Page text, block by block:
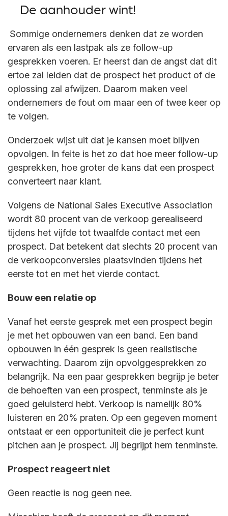
De aanhouder wint!
Sommige ondernemers denken dat ze worden
ervaren als een lastpak als ze follow-up
gesprekken voeren. Er heerst dan de angst dat dit
ertoe zal leiden dat de prospect het product of de
oplossing zal afwijzen. Daarom maken veel
ondernemers de fout om maar een of twee keer op
te volgen.
Onderzoek wijst uit dat je kansen moet blijven
opvolgen. In feite is het zo dat hoe meer follow-up
gesprekken, hoe groter de kans dat een prospect
converteert naar klant.
Volgens de National Sales Executive Association
wordt 80 procent van de verkoop gerealiseerd
tijdens het vijfde tot twaalfde contact met een
prospect. Dat betekent dat slechts 20 procent van
de verkoopconversies plaatsvinden tijdens het
eerste tot en met het vierde contact.
Bouw een relatie op
Vanaf het eerste gesprek met een prospect begin
je met het opbouwen van een band. Een band
opbouwen in één gesprek is geen realistische
verwachting. Daarom zijn opvolggesprekken zo
belangrijk. Na een paar gesprekken begrijp je beter
de behoeften van een prospect, tenminste als je
goed geluisterd hebt. Verkoop is namelijk 80%
luisteren en 20% praten. Op een gegeven moment
ontstaat er een opportuniteit die je perfect kunt
pitchen aan je prospect. Jij begrijpt hem tenminste.
Prospect reageert niet
Geen reactie is nog geen nee.